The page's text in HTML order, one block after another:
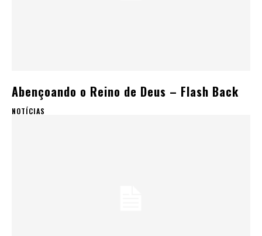
Abençoando o Reino de Deus – Flash Back
NOTÍCIAS